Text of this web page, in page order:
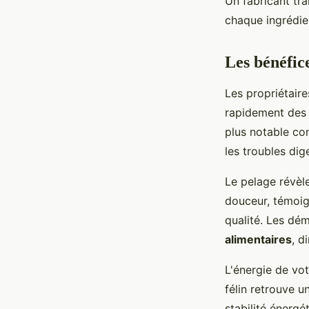
chaque
Les
Les
rapidement
plus notable
les troubles
Le pelage
douceur,
qualité. Les
alimentaires,
L'énergie de
félin retrouve